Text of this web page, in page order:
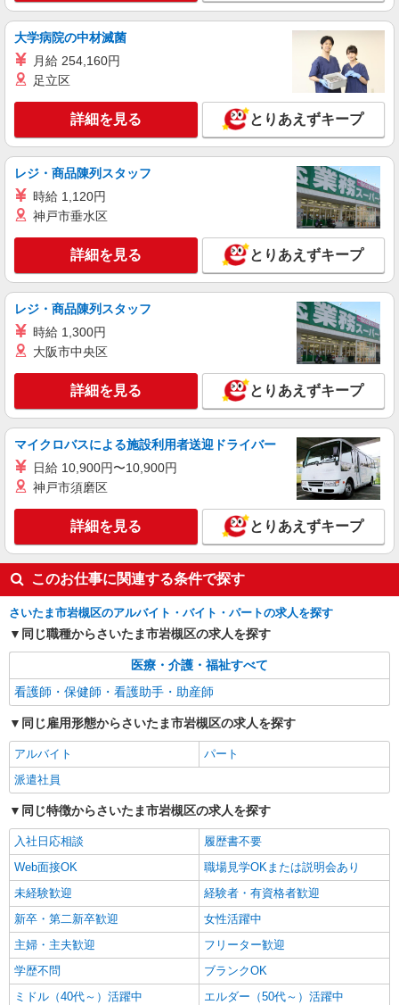
手当として別途支給 ・夜勤手当：10,000円/1回
（上記給与とは別に支給） 下記資格をお持ちの方
歓迎 ・認知症介護基礎研修 ・初任者研修 ・実務
者研修 ・介護福祉士 など
派遣社員
看護助手
時給1350円 ◆前払い・日払い・週払いOK
埼玉県さいたま市岩槻区
キープ 詳細を見る
派遣社員
株式会社トラストグロース 新宿本社 第3営業部
サービス付き高齢者向け住宅での夜専看護師
1夜勤：38000円〜43700円 ※資格や経験など
による
埼玉県さいたま市岩槻区
キープ 詳細を見る
派遣社員
株式会社kotrio /●SI-H-2093709
善は急げ≫≫≫履歴書不要＆面接なし！駅チカ
病院で看護助手急募
時給1600円〜2250円 ＜日払い有/週払い有/交
通費全支給(ガソリン代含む)＞
キープ 詳細を見る
大学病院の中材滅菌
月給 254,160円
足立区
詳細を見る とりあえずキープ
レジ・商品陳列スタッフ
時給 1,120円
神戸市垂水区
詳細を見る とりあえずキープ
レジ・商品陳列スタッフ
時給 1,300円
大阪市中央区
詳細を見る とりあえずキープ
マイクロバスによる施設利用者送迎ドライバー
日給 10,900円〜10,900円
神戸市須磨区
詳細を見る とりあえずキープ
このお仕事に関連する条件で探す
さいたま市岩槻区のアルバイト・バイト・パートの求人を探す
同じ職種からさいたま市岩槻区の求人を探す
医療・介護・福祉すべて
看護師・保健師・看護助手・助産師
同じ雇用形態からさいたま市岩槻区の求人を探す
アルバイト
パート
派遣社員
同じ特徴からさいたま市岩槻区の求人を探す
入社日応相談
履歴書不要
Web面接OK
職場見学OKまたは説明会あり
未経験歓迎
経験者・有資格者歓迎
新卒・第二新卒歓迎
女性活躍中
主婦・主夫歓迎
フリーター歓迎
学歴不問
ブランクOK
ミドル（40代～）活躍中
エルダー（50代～）活躍中